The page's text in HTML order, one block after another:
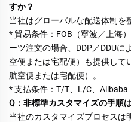
すか？
当社はグローバルな配送体制を
* 貿易条件：FOB（寧波／上海
ーツ注文の場合、DDP／DDU
空便または宅配便）も提供して
航空便または宅配便）。
* 支払条件：T/T、L/C、Alibaba
Q：非標準カスタマイズの手順
当社のカスタマイズプロセスは